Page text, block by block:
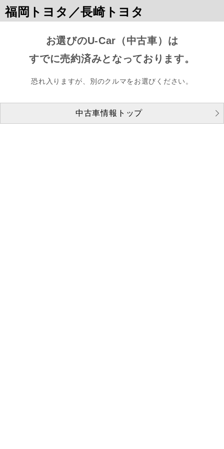
福岡トヨタ／長崎トヨタ
お選びのU-Car（中古車）は
すでに売約済みとなっております。
恐れ入りますが、別のクルマをお選びください。
中古車情報トップ